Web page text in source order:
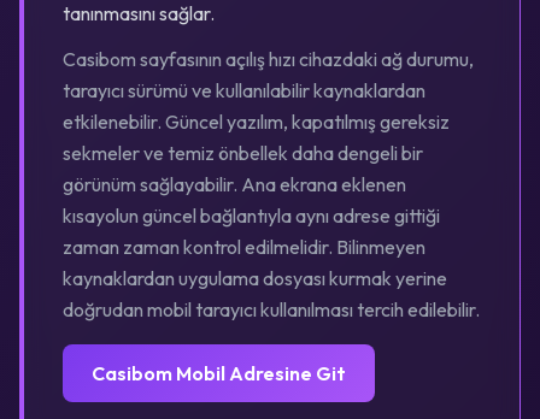
tanınmasını sağlar.
Casibom sayfasının açılış hızı cihazdaki ağ durumu,
tarayıcı sürümü ve kullanılabilir kaynaklardan
etkilenebilir. Güncel yazılım, kapatılmış gereksiz
sekmeler ve temiz önbellek daha dengeli bir
görünüm sağlayabilir. Ana ekrana eklenen
kısayolun güncel bağlantıyla aynı adrese gittiği
zaman zaman kontrol edilmelidir. Bilinmeyen
kaynaklardan uygulama dosyası kurmak yerine
doğrudan mobil tarayıcı kullanılması tercih edilebilir.
Casibom Mobil Adresine Git